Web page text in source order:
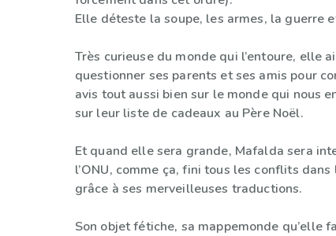
Elle déteste la soupe, les armes, la guerre
Très curieuse du monde qui l’entoure, elle
questionner ses parents et ses amis pour
avis tout aussi bien sur le monde qui nous
sur leur liste de cadeaux au Père Noël.
Et quand elle sera grande, Mafalda sera
l’ONU, comme ça, fini tous les conflits
grâce à ses merveilleuses traductions.
Son objet fétiche, sa mappemonde qu’elle